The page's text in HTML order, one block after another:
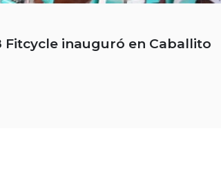
Fitcycle inauguró en Caballito